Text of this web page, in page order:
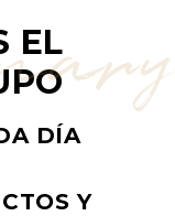
EL
DÍA
Y